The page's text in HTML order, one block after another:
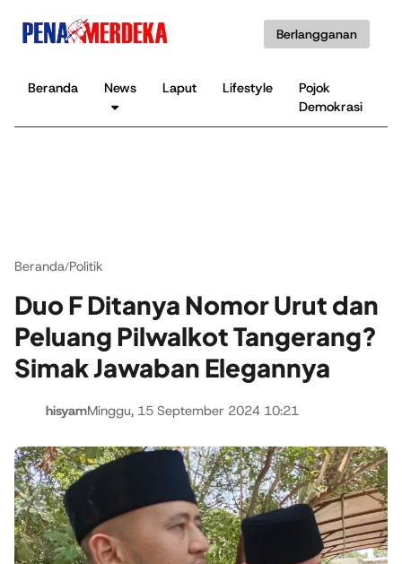
Berlangganan
Beranda News Laput Lifestyle
Pojok
Demokrasi
Beranda/Politik
Duo F Ditanya Nomor Urut dan
Peluang Pilwalkot Tangerang?
Simak Jawaban Elegannya
hisyamMinggu, 15 September 2024 10:21